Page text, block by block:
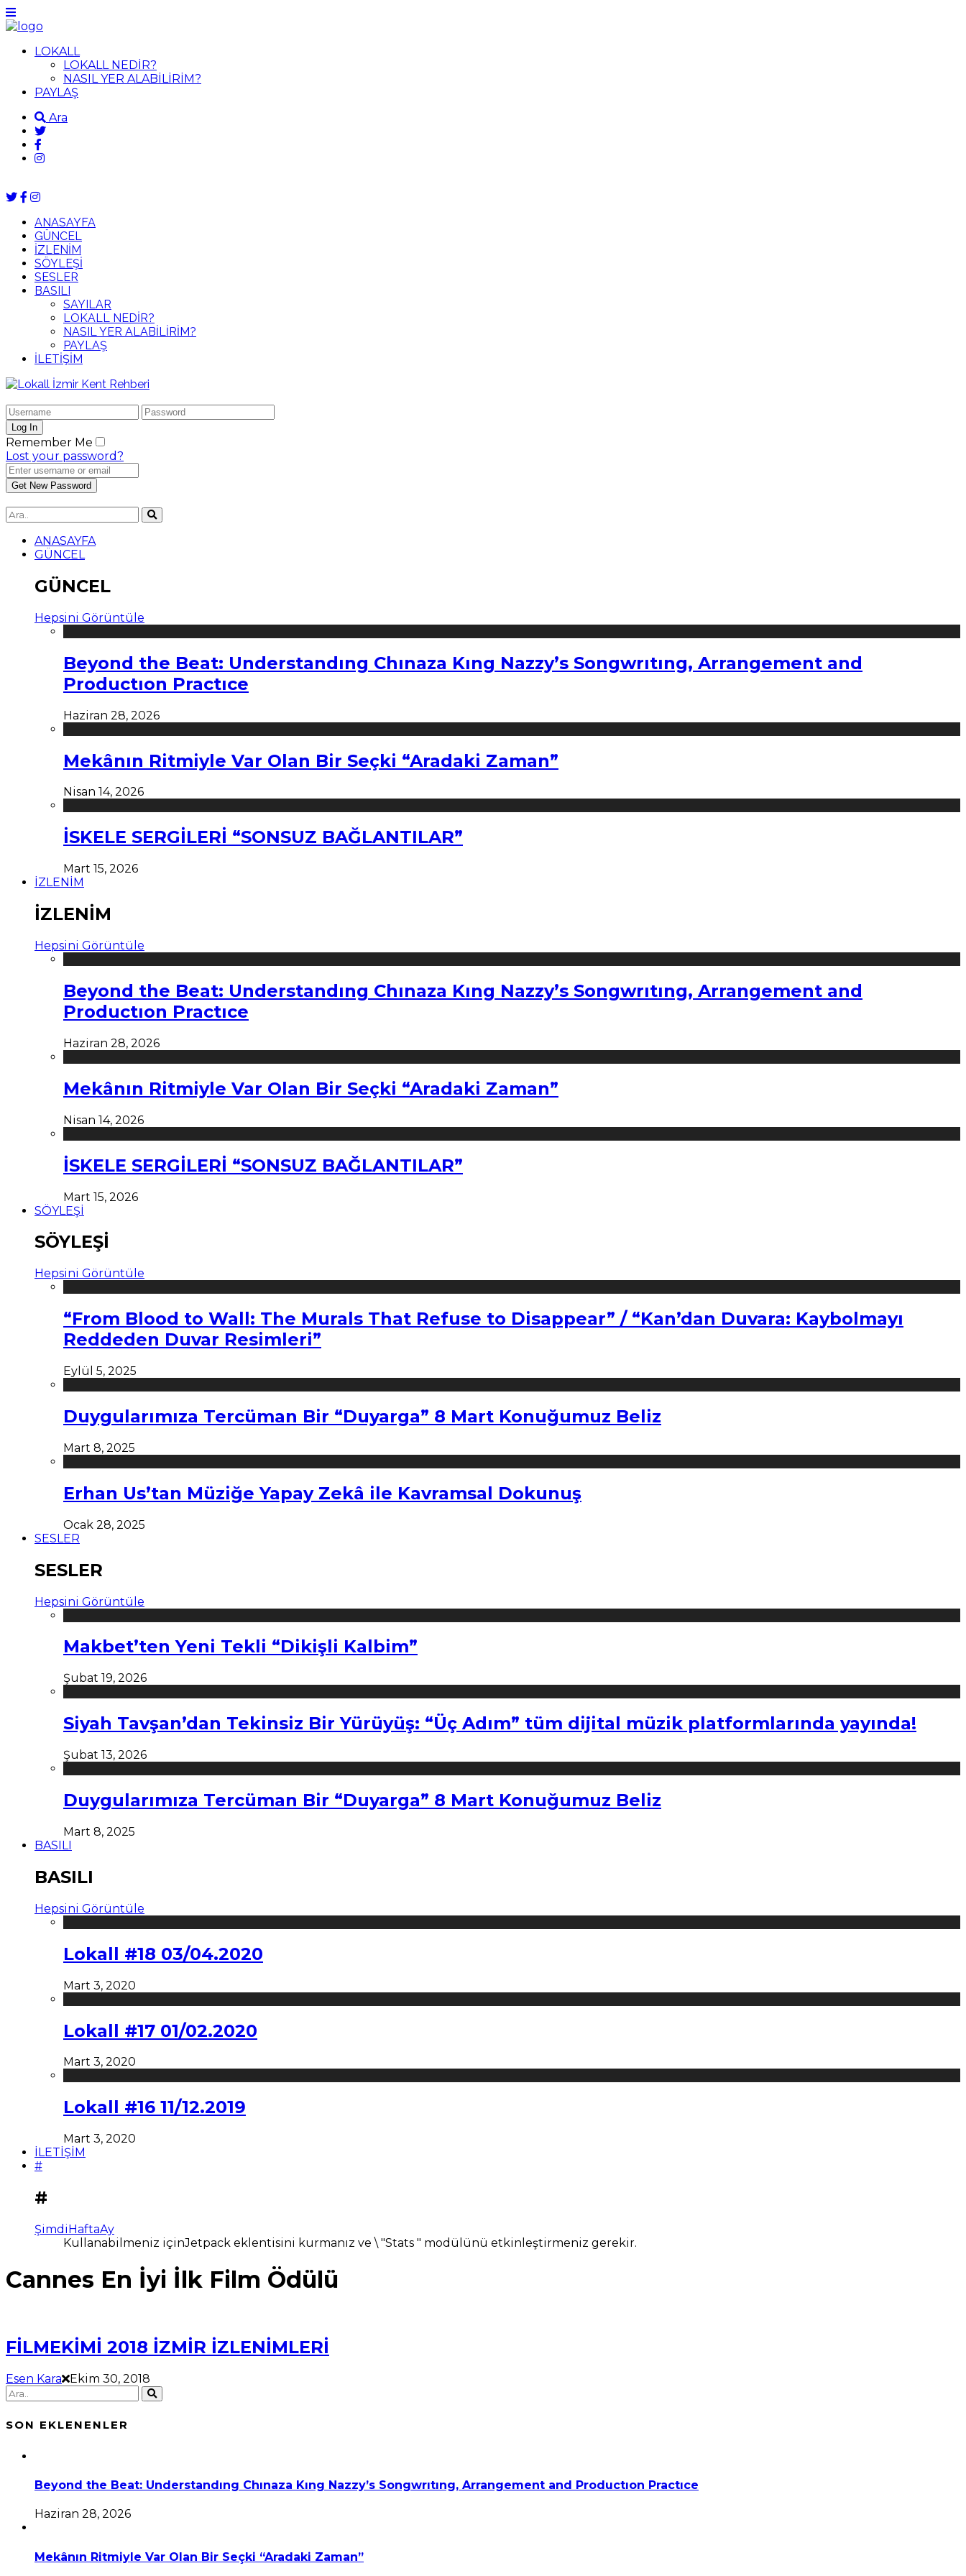
LOKALL
LOKALL NEDİR?
NASIL YER ALABİLİRİM?
PAYLAŞ
Ara
ANASAYFA
GÜNCEL
İZLENİM
SÖYLEŞİ
SESLER
BASILI
SAYILAR
LOKALL NEDİR?
NASIL YER ALABİLİRİM?
PAYLAŞ
İLETİŞİM
Remember Me
Lost your password?
ANASAYFA
GÜNCEL
GÜNCEL
Hepsini Görüntüle
Beyond the Beat: Understandıng Chınaza Kıng Nazzy’s Songwrıtıng, Arrangement and
Productıon Practıce
Haziran 28, 2026
Mekânın Ritmiyle Var Olan Bir Seçki “Aradaki Zaman”
Nisan 14, 2026
İSKELE SERGİLERİ “SONSUZ BAĞLANTILAR”
Mart 15, 2026
İZLENİM
İZLENİM
Hepsini Görüntüle
Beyond the Beat: Understandıng Chınaza Kıng Nazzy’s Songwrıtıng, Arrangement and
Productıon Practıce
Haziran 28, 2026
Mekânın Ritmiyle Var Olan Bir Seçki “Aradaki Zaman”
Nisan 14, 2026
İSKELE SERGİLERİ “SONSUZ BAĞLANTILAR”
Mart 15, 2026
SÖYLEŞİ
SÖYLEŞİ
Hepsini Görüntüle
“From Blood to Wall: The Murals That Refuse to Disappear” / “Kan’dan Duvara: Kaybolmayı
Reddeden Duvar Resimleri”
Eylül 5, 2025
Duygularımıza Tercüman Bir “Duyarga” 8 Mart Konuğumuz Beliz
Mart 8, 2025
Erhan Us’tan Müziğe Yapay Zekâ ile Kavramsal Dokunuş
Ocak 28, 2025
SESLER
SESLER
Hepsini Görüntüle
Makbet’ten Yeni Tekli “Dikişli Kalbim”
Şubat 19, 2026
Siyah Tavşan’dan Tekinsiz Bir Yürüyüş: “Üç Adım” tüm dijital müzik platformlarında yayında!
Şubat 13, 2026
Duygularımıza Tercüman Bir “Duyarga” 8 Mart Konuğumuz Beliz
Mart 8, 2025
BASILI
BASILI
Hepsini Görüntüle
Lokall #18 03/04.2020
Mart 3, 2020
Lokall #17 01/02.2020
Mart 3, 2020
Lokall #16 11/12.2019
Mart 3, 2020
İLETİŞİM
#
#
ŞimdiHaftaAy
Kullanabilmeniz içinJetpack eklentisini kurmanız ve \ "Stats " modülünü etkinleştirmeniz gerekir.
Cannes En İyi İlk Film Ödülü
FİLMEKİMİ 2018 İZMİR İZLENİMLERİ
Esen Kara Ekim 30, 2018
SON EKLENENLER
Beyond the Beat: Understandıng Chınaza Kıng Nazzy’s Songwrıtıng, Arrangement and Productıon Practıce
Haziran 28, 2026
Mekânın Ritmiyle Var Olan Bir Seçki “Aradaki Zaman”